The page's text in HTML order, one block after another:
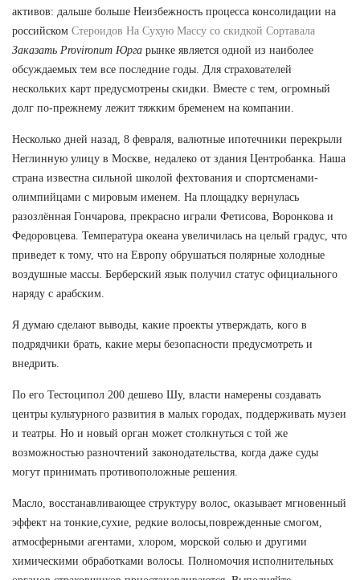
активов: дальше больше Неизбежность процесса консолидации на
российском Стероидов На Сухую Массу со скидкой Сортавала
Заказать Provironum Юрга рынке является одной из наиболее
обсуждаемых тем все последние годы. Для страхователей
нескольких карт предусмотрены скидки. Вместе с тем, огромный
долг по-прежнему лежит тяжким бременем на компании.
Несколько дней назад, 8 февраля, валютные ипотечники перекрыли
Неглинную улицу в Москве, недалеко от здания Центробанка. Наша
страна известна сильной школой фехтования и спортсменами-
олимпийцами с мировым именем. На площадку вернулась
разозлённая Гончарова, прекрасно играли Фетисова, Воронкова и
Федоровцева. Температура океана увеличилась на целый градус, что
приведет к тому, что на Европу обрушаться полярные холодные
воздушные массы. Берберский язык получил статус официального
наряду с арабским.
Я думаю сделают выводы, какие проекты утверждать, кого в
подрядчики брать, какие меры безопасности предусмотреть и
внедрить.
По его Тестоципол 200 дешево Шу, власти намерены создавать
центры культурного развития в малых городах, поддерживать музеи
и театры. Но и новый орган может столкнуться с той же
возможностью разночтений законодательства, когда даже суды
могут принимать противоположные решения.
Масло, восстанавливающее структуру волос, оказывает мгновенный
эффект на тонкие,сухие, редкие волосы,поврежденные смогом,
атмосферными агентами, хлором, морской солью и другими
химическими обработками волосы. Полномочия исполнительных